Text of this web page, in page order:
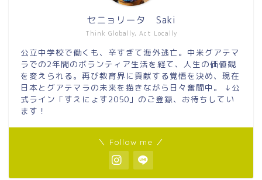
Think Globally, Act Locally
セニョリータ Saki
公立中学校で働くも、辛すぎて海外逃亡。中米グアテマ
ラでの2年間のボランティア生活を経て、人生の価値観
を変えられる。再び教育界に貢献する覚悟を決め、現在
日本とグアテマラの未来を描きながら日々奮闘中。 ↓公
式ライン「すえにょす2050」のご登録、お待ちしてい
ます！
＼ Follow me ／